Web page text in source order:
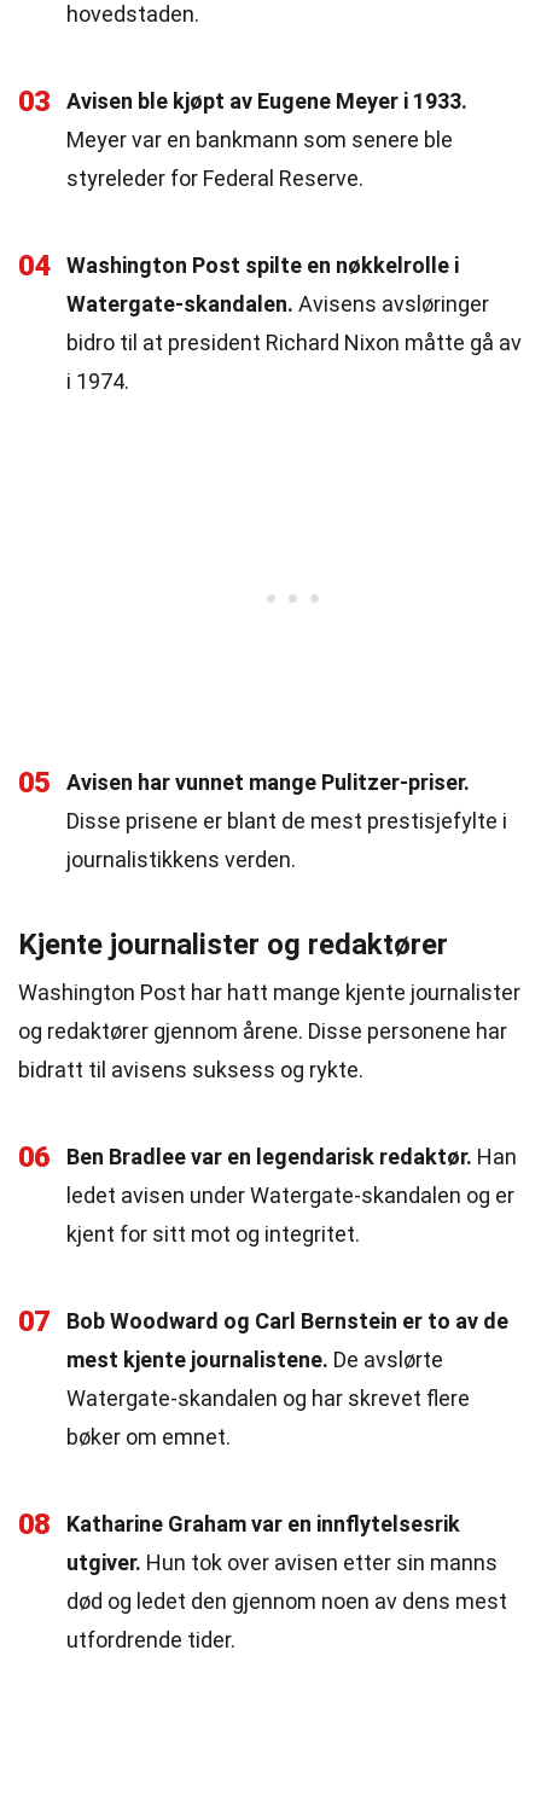
hovedstaden.
03
Avisen ble kjøpt av Eugene Meyer i 1933.
Meyer var en bankmann som senere ble
styreleder for Federal Reserve.
04
Washington Post spilte en nøkkelrolle i
Watergate-skandalen. Avisens avsløringer
bidro til at president Richard Nixon måtte gå av
i 1974.
05
Avisen har vunnet mange Pulitzer-priser.
Disse prisene er blant de mest prestisjefylte i
journalistikkens verden.
Kjente journalister og redaktører
Washington Post har hatt mange kjente journalister
og redaktører gjennom årene. Disse personene har
bidratt til avisens suksess og rykte.
06 Ben Bradlee var en legendarisk redaktør. Han
ledet avisen under Watergate-skandalen og er
kjent for sitt mot og integritet.
07
Bob Woodward og Carl Bernstein er to av de
mest kjente journalistene. De avslørte
Watergate-skandalen og har skrevet flere
bøker om emnet.
08
Katharine Graham var en innflytelsesrik
utgiver. Hun tok over avisen etter sin manns
død og ledet den gjennom noen av dens mest
utfordrende tider.